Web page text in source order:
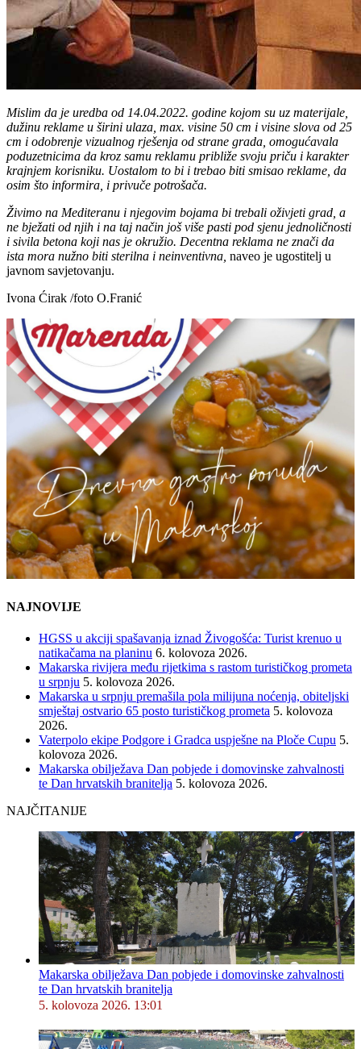
Mislim da je uredba od 14.04.2022. godine kojom su uz materijale,
dužinu reklame u širini ulaza, max. visine 50 cm i visine slova od 25
cm i odobrenje vizualnog rješenja od strane grada, omogućavala
poduzetnicima da kroz samu reklamu približe svoju priču i karakter
krajnjem korisniku. Uostalom to bi i trebao biti smisao reklame, da
osim što informira, i privuče potrošača.
Živimo na Mediteranu i njegovim bojama bi trebali oživjeti grad, a
ne bježati od njih i na taj način još više pasti pod sjenu jednoličnosti
i sivila betona koji nas je okružio. Decentna reklama ne znači da
ista mora nužno biti sterilna i neinventivna, naveo je ugostitelj u
javnom savjetovanju.
Ivona Ćirak /foto O.Franić
NAJNOVIJE
HGSS u akciji spašavanja iznad Živogošća: Turist krenuo u
natikačama na planinu 6. kolovoza 2026.
Makarska rivijera među rijetkima s rastom turističkog prometa
u srpnju 5. kolovoza 2026.
Makarska u srpnju premašila pola milijuna noćenja, obiteljski
smještaj ostvario 65 posto turističkog prometa 5. kolovoza
2026.
Vaterpolo ekipe Podgore i Gradca uspješne na Ploče Cupu 5.
kolovoza 2026.
Makarska obilježava Dan pobjede i domovinske zahvalnosti
te Dan hrvatskih branitelja 5. kolovoza 2026.
NAJČITANIJE
Makarska obilježava Dan pobjede i domovinske zahvalnosti
te Dan hrvatskih branitelja
5. kolovoza 2026. 13:01